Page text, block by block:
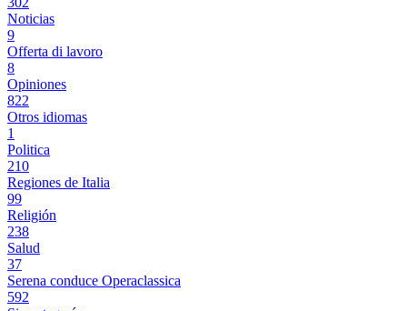
Noticias
9
Offerta di lavoro
8
Opiniones
822
Otros idiomas
1
Politica
210
Regiones de Italia
99
Religión
238
Salud
37
Serena conduce Operaclassica
592